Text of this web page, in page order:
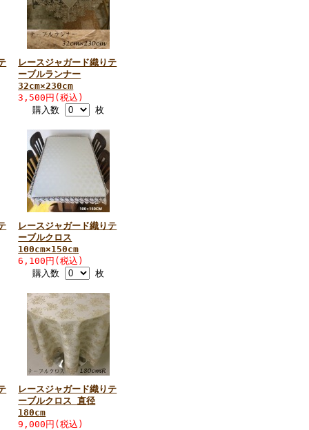
レースジャガード織りテ
ーブルランナー
32cm×230cm
3,500円(税込)
購入数
枚
レースジャガード織りテ
ーブルクロス
100cm×150cm
6,100円(税込)
購入数
枚
レースジャガード織りテ
ーブルクロス 直径
180cm
9,000円(税込)